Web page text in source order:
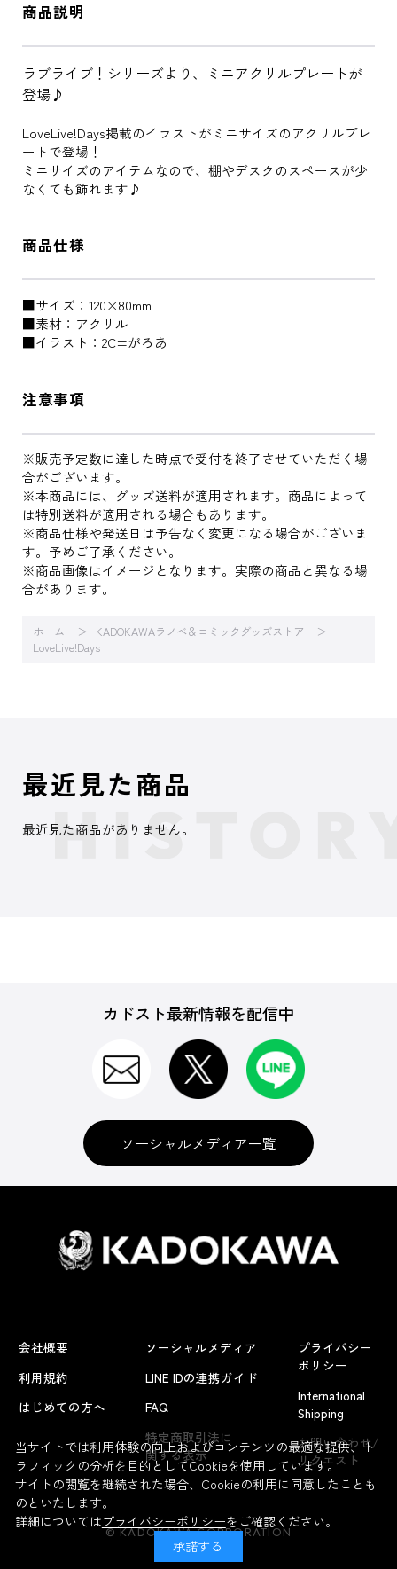
商品説明
ラブライブ！シリーズより、ミニアクリルプレートが
登場♪
LoveLive!Days掲載のイラストがミニサイズのアクリルプレ
ートで登場！
ミニサイズのアイテムなので、棚やデスクのスペースが少
なくても飾れます♪
商品仕様
■サイズ：120×80mm
■素材：アクリル
■イラスト：2C=がろあ
注意事項
※販売予定数に達した時点で受付を終了させていただく場
合がございます。
※本商品には、グッズ送料が適用されます。商品によって
は特別送料が適用される場合もあります。
※商品仕様や発送日は予告なく変更になる場合がございま
す。予めご了承ください。
※商品画像はイメージとなります。実際の商品と異なる場
合があります。
ホーム
KADOKAWAラノベ＆コミックグッズストア
LoveLive!Days
よくあるお問い合わせ
最近見た商品
最近見た商品がありません。
カドスト最新情報を配信中
ソーシャルメディア一覧
会社概要
利用規約
はじめての方へ
ソーシャルメディア
LINE IDの連携ガイド
FAQ
特定商取引法に
関する表示
プライバシー
ポリシー
International
Shipping
お問い合わせ/
リクエスト
© KADOKAWA CORPORATION
当サイトでは利用体験の向上およびコンテンツの最適な提供、ト
ラフィックの分析を目的としてCookieを使用しています。
サイトの閲覧を継続された場合、Cookieの利用に同意したことも
のといたします。
詳細についてはプライバシーポリシーをご確認ください。
承諾する